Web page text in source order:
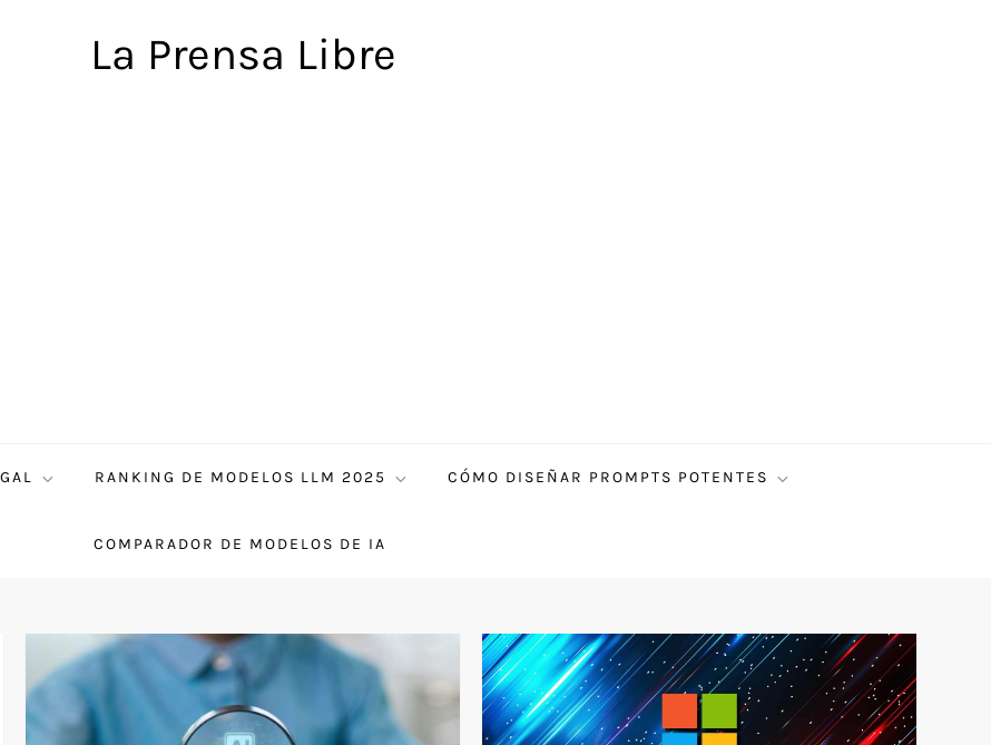
La Prensa Libre
RANKING DE MODELOS LLM 2025 CÓMO DISEÑAR PROMPTS POTENTES
COMPARADOR DE MODELOS DE IA